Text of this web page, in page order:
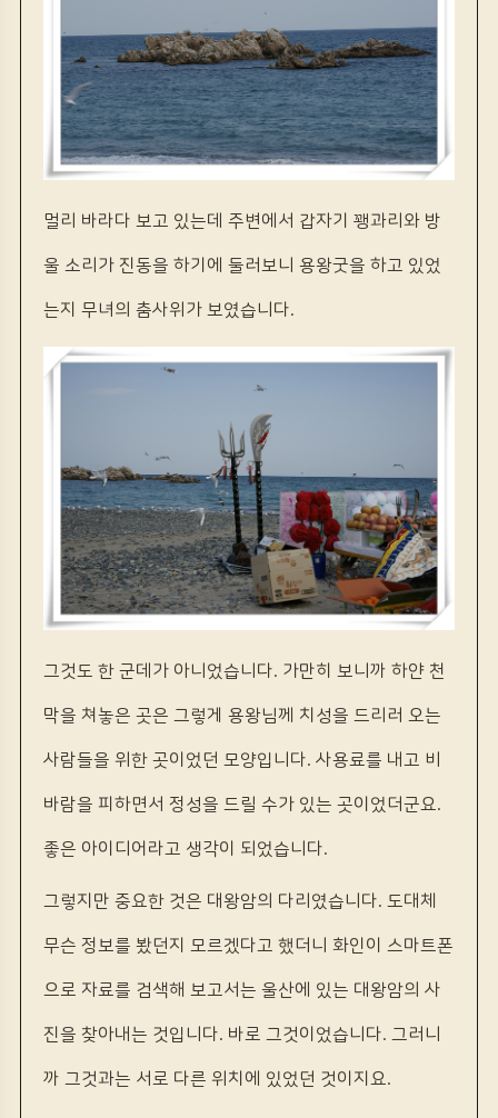
멀리 바라다 보고 있는데 주변에서 갑자기 꽹과리와 방
울 소리가 진동을 하기에 둘러보니 용왕굿을 하고 있었
는지 무녀의 춤사위가 보였습니다.
그것도 한 군데가 아니었습니다. 가만히 보니까 하얀 천
막을 쳐놓은 곳은 그렇게 용왕님께 치성을 드리러 오는
사람들을 위한 곳이었던 모양입니다. 사용료를 내고 비
바람을 피하면서 정성을 드릴 수가 있는 곳이었더군요.
좋은 아이디어라고 생각이 되었습니다.
그렇지만 중요한 것은 대왕암의 다리였습니다. 도대체
무슨 정보를 봤던지 모르겠다고 했더니 화인이 스마트폰
으로 자료를 검색해 보고서는 울산에 있는 대왕암의 사
진을 찾아내는 것입니다. 바로 그것이었습니다. 그러니
까 그것과는 서로 다른 위치에 있었던 것이지요.